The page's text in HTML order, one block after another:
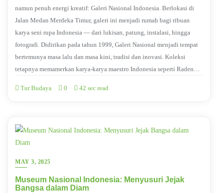
namun penuh energi kreatif: Galeri Nasional Indonesia. Berlokasi di
Jalan Medan Merdeka Timur, galeri ini menjadi rumah bagi ribuan
karya seni rupa Indonesia — dari lukisan, patung, instalasi, hingga
fotografi. Didirikan pada tahun 1999, Galeri Nasional menjadi tempat
bertemunya masa lalu dan masa kini, tradisi dan inovasi. Koleksi
tetapnya memamerkan karya-karya maestro Indonesia seperti Raden…
Tur Budaya 0 42 sec read
MAY 3, 2025
Museum Nasional Indonesia: Menyusuri Jejak
Bangsa dalam Diam